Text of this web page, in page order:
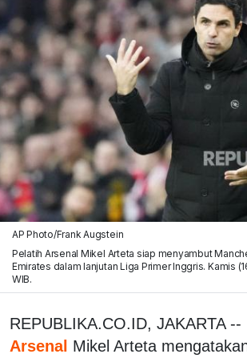
AP Photo/Frank Augstein
Pelatih Arsenal Mikel Arteta siap menyambut
Emirates dalam lanjutan Liga Primer Inggris. Kamis
WIB.
REPUBLIKA.CO.ID, JAKARTA --
Arsenal Mikel Arteta